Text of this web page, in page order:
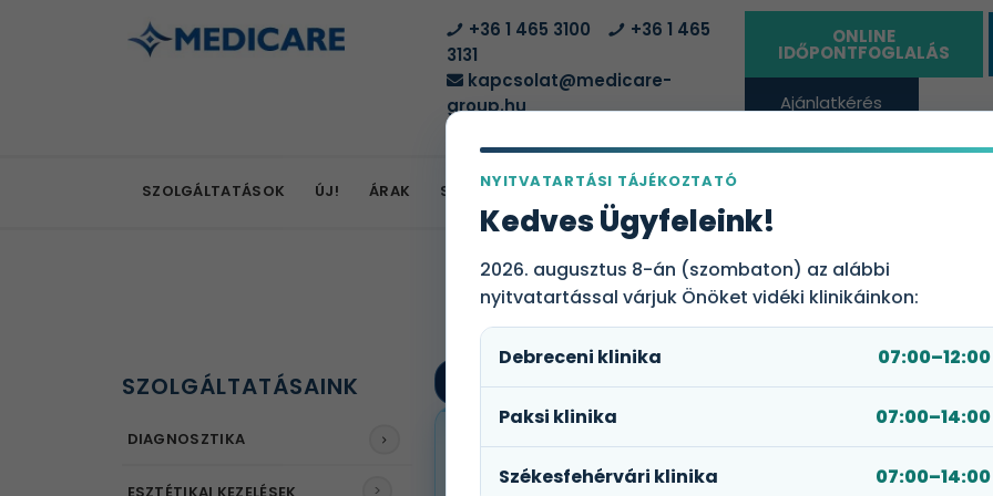
+36 1 465 3100
+36 1 465
3131
kapcsolat@medicare-
group.hu
ONLINE
IDŐPONTFOGLALÁS
Ajánlatkérés
vállalatoknak
SZOLGÁLTATÁSOK ÚJ! ÁRAK SZOLGÁLTATÓHELYEK EGÉSZSÉGBIZTOSÍTÁSI CSOMAGOK
SZOLGÁLTATÁSAINK
DIAGNOSZTIKA
ESZTÉTIKAI KEZELÉSEK
Sürgősségi Centrumunk
VÉDJE MEG, AMI A LEGFONTOSABB!
EGYÉNI
DIGITÁLIS
NYITVATARTÁSI TÁJÉKOZTATÓ
Kedves Ügyfeleink!
2026. augusztus 8-án (szombaton) az alábbi
nyitvatartással várjuk Önöket vidéki klinikáinkon:
Debreceni klinika 07:00–12:00
Paksi klinika 07:00–14:00
Székesfehérvári klinika 07:00–14:00